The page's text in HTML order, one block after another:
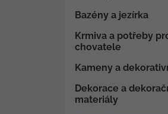
Bazény a jezírka
Krmiva a potřeby
chovatele
Kameny a
Dekorace a
materiály